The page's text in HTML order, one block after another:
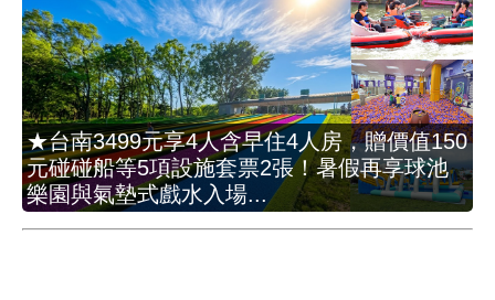
★台南3499元享4人含早住4人房，贈價值150
元碰碰船等5項設施套票2張！暑假再享球池
樂園與氣墊式戲水入場...